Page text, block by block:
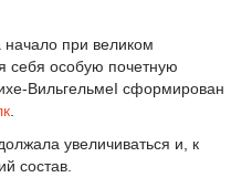
начало при великом
себя особую почетную
ВильгельмеI сформирован
увеличиваться и, к
состав.